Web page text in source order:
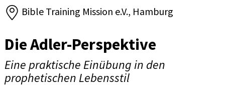
Bible Training Mission e.V., Hamburg
Die Adler-Perspektive
Eine praktische Einübung in den
prophetischen Lebensstil